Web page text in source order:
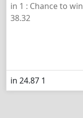
Chance to win :
1 in
38.32
1 in 24.87